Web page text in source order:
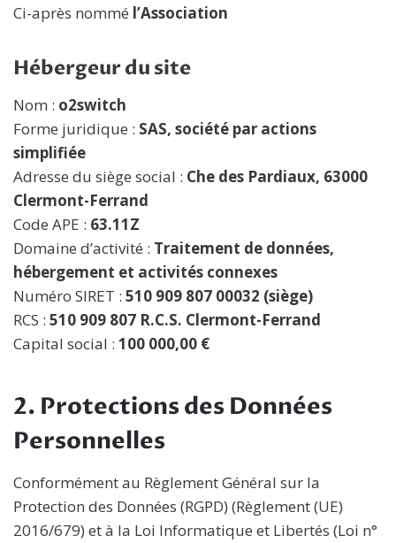
Ci-après nommé l’Association
Hébergeur du site
Nom : o2switch
Forme juridique : SAS, société par actions
simplifiée
Adresse du siège social : Che des Pardiaux, 63000
Clermont-Ferrand
Code APE : 63.11Z
Domaine d’activité : Traitement de données,
hébergement et activités connexes
Numéro SIRET : 510 909 807 00032 (siège)
RCS : 510 909 807 R.C.S. Clermont-Ferrand
Capital social : 100 000,00 €
2. Protections des Données
Personnelles
Conformément au Règlement Général sur la
Protection des Données (RGPD) (Règlement (UE)
2016/679) et à la Loi Informatique et Libertés (Loi n°